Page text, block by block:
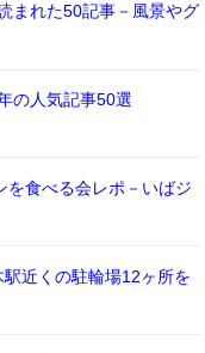
まれた50記事－風景やグ
の人気記事50選
を食べる会レポ－いばジ
近くの駐輪場12ヶ所を